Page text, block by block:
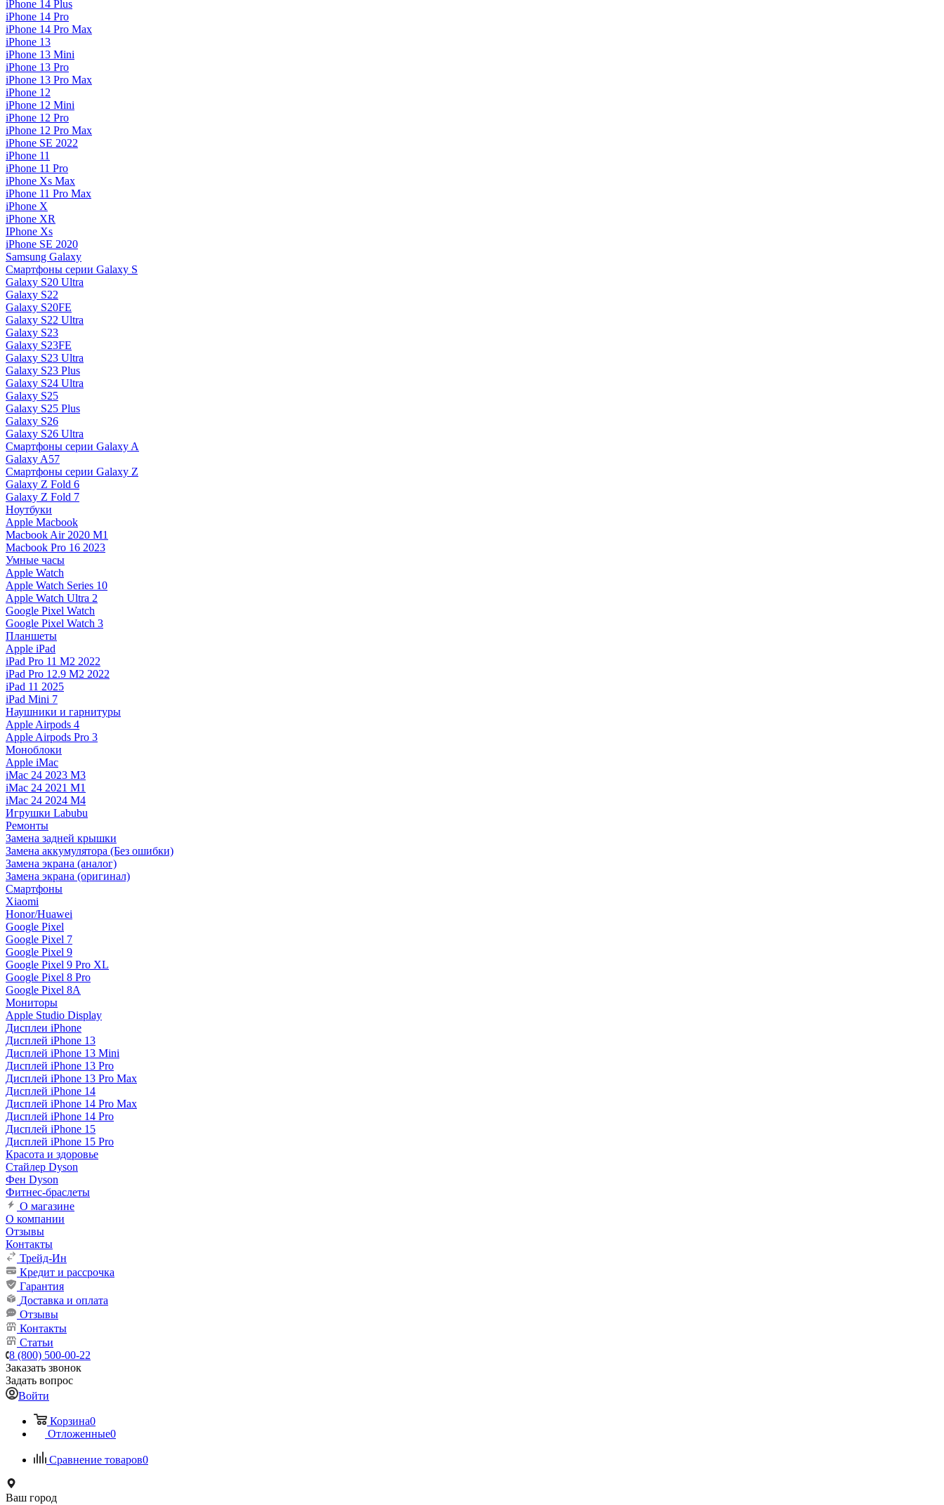
iPhone 14 Plus
iPhone 14 Pro
iPhone 14 Pro Max
iPhone 13
iPhone 13 Mini
iPhone 13 Pro
iPhone 13 Pro Max
iPhone 12
iPhone 12 Mini
iPhone 12 Pro
iPhone 12 Pro Max
iPhone SE 2022
iPhone 11
iPhone 11 Pro
iPhone Xs Max
iPhone 11 Pro Max
iPhone X
iPhone XR
IPhone Xs
iPhone SE 2020
Samsung Galaxy
Смартфоны серии Galaxy S
Galaxy S20 Ultra
Galaxy S22
Galaxy S20FE
Galaxy S22 Ultra
Galaxy S23
Galaxy S23FE
Galaxy S23 Ultra
Galaxy S23 Plus
Galaxy S24 Ultra
Galaxy S25
Galaxy S25 Plus
Galaxy S26
Galaxy S26 Ultra
Смартфоны серии Galaxy A
Galaxy A57
Смартфоны серии Galaxy Z
Galaxy Z Fold 6
Galaxy Z Fold 7
Ноутбуки
Apple Macbook
Macbook Air 2020 M1
Macbook Pro 16 2023
Умные часы
Apple Watch
Apple Watch Series 10
Apple Watch Ultra 2
Google Pixel Watch
Google Pixel Watch 3
Планшеты
Apple iPad
iPad Pro 11 M2 2022
iPad Pro 12.9 M2 2022
iPad 11 2025
iPad Mini 7
Наушники и гарнитуры
Apple Airpods 4
Apple Airpods Pro 3
Моноблоки
Apple iMac
iMac 24 2023 M3
iMac 24 2021 M1
iMac 24 2024 M4
Игрушки Labubu
Ремонты
Замена задней крышки
Замена аккумулятора (Без ошибки)
Замена экрана (аналог)
Замена экрана (оригинал)
Смартфоны
Xiaomi
Honor/Huawei
Google Pixel
Google Pixel 7
Google Pixel 9
Google Pixel 9 Pro XL
Google Pixel 8 Pro
Google Pixel 8A
Мониторы
Apple Studio Display
Дисплеи iPhone
Дисплей iPhone 13
Дисплей iPhone 13 Mini
Дисплей iPhone 13 Pro
Дисплей iPhone 13 Pro Max
Дисплей iPhone 14
Дисплей iPhone 14 Pro Max
Дисплей iPhone 14 Pro
Дисплей iPhone 15
Дисплей iPhone 15 Pro
Красота и здоровье
Стайлер Dyson
Фен Dyson
Фитнес-браслеты
О магазине
О компании
Отзывы
Контакты
Трейд-Ин
Кредит и рассрочка
Гарантия
Доставка и оплата
Отзывы
Контакты
Статьи
8 (800) 500-00-22
Заказать звонок
Задать вопрос
Войти
Корзина0
Отложенные0
Сравнение товаров0
Ваш город